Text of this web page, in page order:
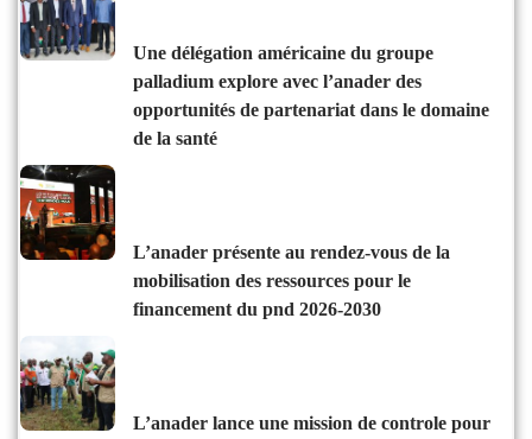
une délégation américaine du groupe
palladium explore avec l’anader des
opportunités de partenariat dans le domaine
de la santé
l’anader présente au rendez-vous de la
mobilisation des ressources pour le
financement du pnd 2026-2030
l’anader lance une mission de controle pour